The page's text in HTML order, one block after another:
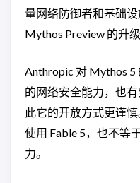
量网络防御者和基础
Mythos Preview 的升级
Anthropic 对 Mythos 5
的网络安全能力，也
此它的开放方式更谨
使用 Fable 5，也不等
力。